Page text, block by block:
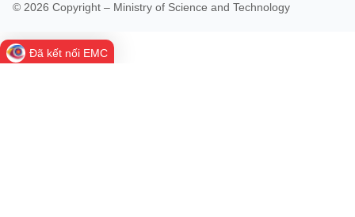
© 2026 Copyright – Ministry of Science and Technology
Đã kết nối EMC